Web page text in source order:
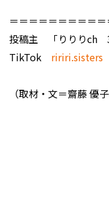
＝＝＝＝＝＝＝＝＝
投稿主 「りりりch
TikTok ririri.sisters
（取材・文＝齋藤 優子